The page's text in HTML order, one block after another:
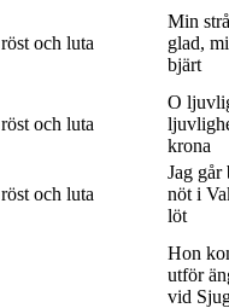
röst och luta
Min
glad,
bjärt
röst och luta
O
krona
röst och luta
Jag går
nöt i
löt
Hon
utför
vid